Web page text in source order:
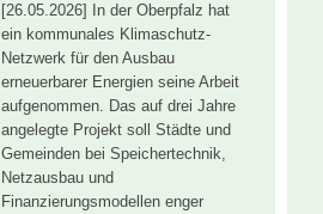
[26.05.2026] In der Oberpfalz hat
ein kommunales Klimaschutz-
Netzwerk für den Ausbau
erneuerbarer Energien seine Arbeit
aufgenommen. Das auf drei Jahre
angelegte Projekt soll Städte und
Gemeinden bei Speichertechnik,
Netzausbau und
Finanzierungsmodellen enger